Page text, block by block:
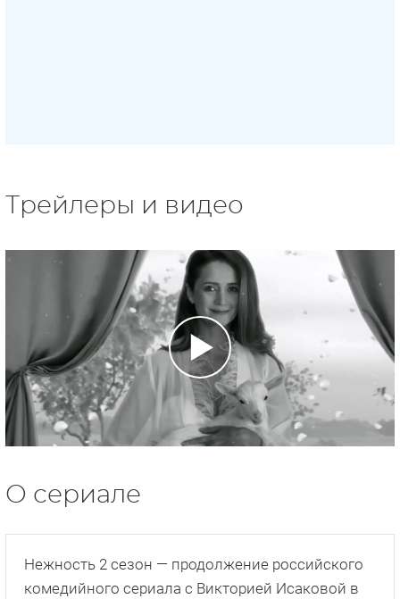
Трейлеры и видео
О сериале
Нежность 2 сезон — продолжение российского
комедийного сериала с Викторией Исаковой в